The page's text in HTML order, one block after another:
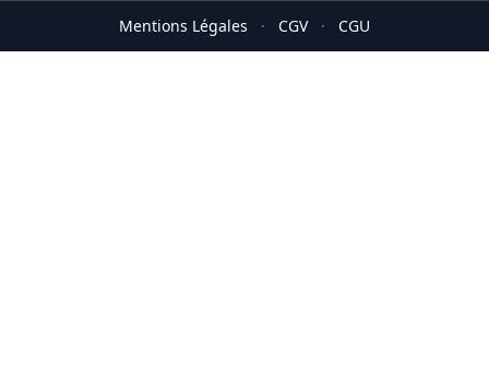
Mentions Légales · CGV · CGU